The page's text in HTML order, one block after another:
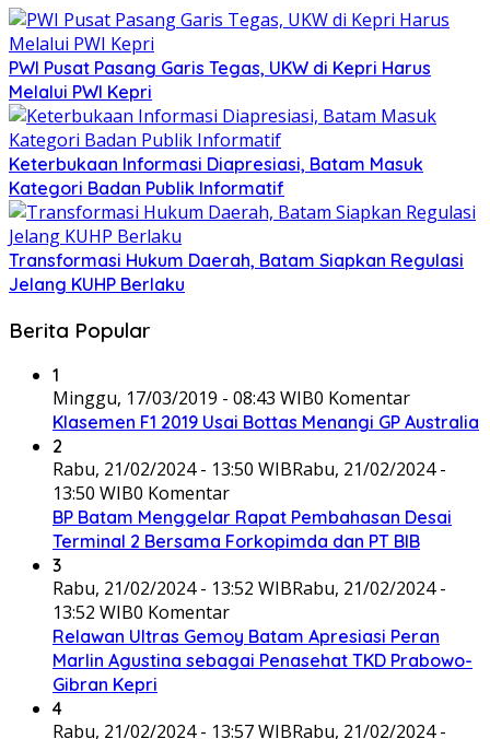
PWI Pusat Pasang Garis Tegas, UKW di Kepri Harus
Melalui PWI Kepri
Keterbukaan Informasi Diapresiasi, Batam Masuk
Kategori Badan Publik Informatif
Transformasi Hukum Daerah, Batam Siapkan Regulasi
Jelang KUHP Berlaku
Berita Popular
1
Minggu, 17/03/2019 - 08:43 WIB0 Komentar
Klasemen F1 2019 Usai Bottas Menangi GP Australia
2
Rabu, 21/02/2024 - 13:50 WIBRabu, 21/02/2024 -
13:50 WIB0 Komentar
BP Batam Menggelar Rapat Pembahasan Desai
Terminal 2 Bersama Forkopimda dan PT BIB
3
Rabu, 21/02/2024 - 13:52 WIBRabu, 21/02/2024 -
13:52 WIB0 Komentar
Relawan Ultras Gemoy Batam Apresiasi Peran
Marlin Agustina sebagai Penasehat TKD Prabowo-
Gibran Kepri
4
Rabu, 21/02/2024 - 13:57 WIBRabu, 21/02/2024 -